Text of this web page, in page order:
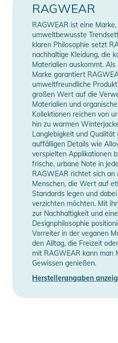
im Alltag oder bei besonderen
Sweater auch nach vielen
Gebrauchsanweisungen,
finden Sie direkt am Produkt.
Material
Manufacturer
Information
RAGWEAR
RAGWEAR ist eine
umweltbewusste
klaren Philosophie setzt
nachhaltige Kleidung, die
Materialien auskommt.
Marke garantiert
umweltfreundliche
großen Wert auf die
Materialien und
Kollektionen reichen von
hin zu warmen
Langlebigkeit und Qualität
auffälligen Details wie
verspielten Applikationen
frische, urbane Note in
RAGWEAR richtet sich an
Menschen, die Wert auf
Standards legen und
verzichten möchten. Mit
zur Nachhaltigkeit und
Designphilosophie
Vorreiter in der veganen
den Alltag, die Freizeit
mit RAGWEAR kann man
Gewissen genießen.
Herstellerangaben